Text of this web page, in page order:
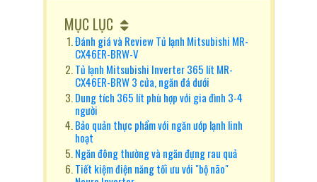
MỤC LỤC
Đánh giá và Review Tủ lạnh Mitsubishi MR-
CX46ER-BRW-V
Tủ lạnh Mitsubishi Inverter 365 lít MR-
CX46ER-BRW 3 cửa, ngăn đá dưới
Dung tích 365 lít phù hợp với gia đình 3-4
người
Bảo quản thực phẩm với ngăn ướp lạnh linh
hoạt
Ngăn đông thường và ngăn đựng rau quả
Tiết kiệm điện năng tối ưu với "bộ não"